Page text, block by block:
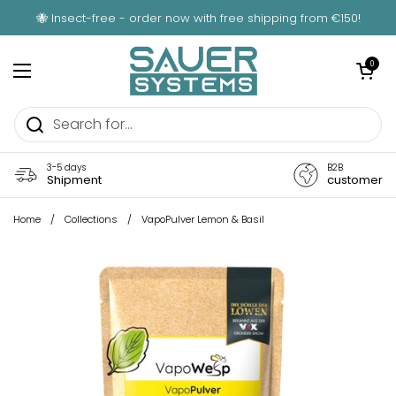
🐝 Insect-free - order now with free shipping from €150!
Open menu
Open
0
3-5 days
Shipment
B2B
customer
Home / Collections / VapoPulver Lemon & Basil